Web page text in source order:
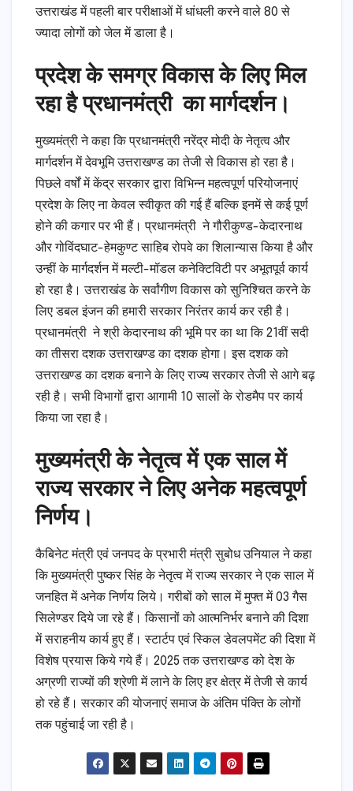
उत्तराखंड में पहली बार परीक्षाओं में धांधली करने वाले 80 से
ज्यादा लोगों को जेल में डाला है।
प्रदेश के समग्र विकास के लिए मिल
रहा है प्रधानमंत्री का मार्गदर्शन।
मुख्यमंत्री ने कहा कि प्रधानमंत्री नरेंद्र मोदी के नेतृत्व और
मार्गदर्शन में देवभूमि उत्तराखण्ड का तेजी से विकास हो रहा है।
पिछले वर्षों में केंद्र सरकार द्वारा विभिन्न महत्वपूर्ण परियोजनाएं
प्रदेश के लिए ना केवल स्वीकृत की गई हैं बल्कि इनमें से कई पूर्ण
होने की कगार पर भी हैं। प्रधानमंत्री ने गौरीकुण्ड-केदारनाथ
और गोविंदघाट-हेमकुण्ट साहिब रोपवे का शिलान्यास किया है और
उन्हीं के मार्गदर्शन में मल्टी-मॉडल कनेक्टिविटी पर अभूतपूर्व कार्य
हो रहा है। उत्तराखंड के सर्वांगीण विकास को सुनिश्चित करने के
लिए डबल इंजन की हमारी सरकार निरंतर कार्य कर रही है।
प्रधानमंत्री ने श्री केदारनाथ की भूमि पर का था कि 21वीं सदी
का तीसरा दशक उत्तराखण्ड का दशक होगा। इस दशक को
उत्तराखण्ड का दशक बनाने के लिए राज्य सरकार तेजी से आगे बढ़
रही है। सभी विभागों द्वारा आगामी 10 सालों के रोडमैप पर कार्य
किया जा रहा है।
मुख्यमंत्री के नेतृत्व में एक साल में
राज्य सरकार ने लिए अनेक महत्वपूर्ण
निर्णय।
कैबिनेट मंत्री एवं जनपद के प्रभारी मंत्री सुबोध उनियाल ने कहा
कि मुख्यमंत्री पुष्कर सिंह के नेतृत्व में राज्य सरकार ने एक साल में
जनहित में अनेक निर्णय लिये। गरीबों को साल में मुफ्त में 03 गैस
सिलेण्डर दिये जा रहे हैं। किसानों को आत्मनिर्भर बनाने की दिशा
में सराहनीय कार्य हुए हैं। स्टार्टप एवं स्किल डेवलपमेंट की दिशा में
विशेष प्रयास किये गये हैं। 2025 तक उत्तराखण्ड को देश के
अग्रणी राज्यों की श्रेणी में लाने के लिए हर क्षेत्र में तेजी से कार्य
हो रहे हैं। सरकार की योजनाएं समाज के अंतिम पंक्ति के लोगों
तक पहुंचाई जा रही है।